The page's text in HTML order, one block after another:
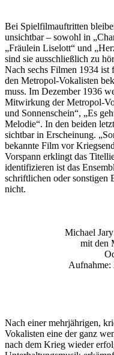
Bei Spielfilmauftritten
unsichtbar – sowohl in
„Fräulein Liselott“ und
sind sie ausschließlich zu
Nach sechs Filmen 1934
den Metropol-Vokalisten
muss. Im Dezember 1936
Mitwirkung der Metropol-
und Sonnenschein“, „Es
Melodie“. In den beiden
sichtbar in Erscheinung.
bekannte Film vor
Vorspann erklingt das
identifizieren ist das
schriftlichen oder sonstigen
nicht.
Michael
mit den
Aufnahme:
Nach einer mehrjährigen,
Vokalisten eine der ganz
nach dem Krieg wieder